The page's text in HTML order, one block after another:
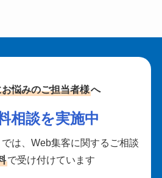
悩みのご担当者様へ
相談を実施中
では、Web集客に関するご相談
で受け付けています